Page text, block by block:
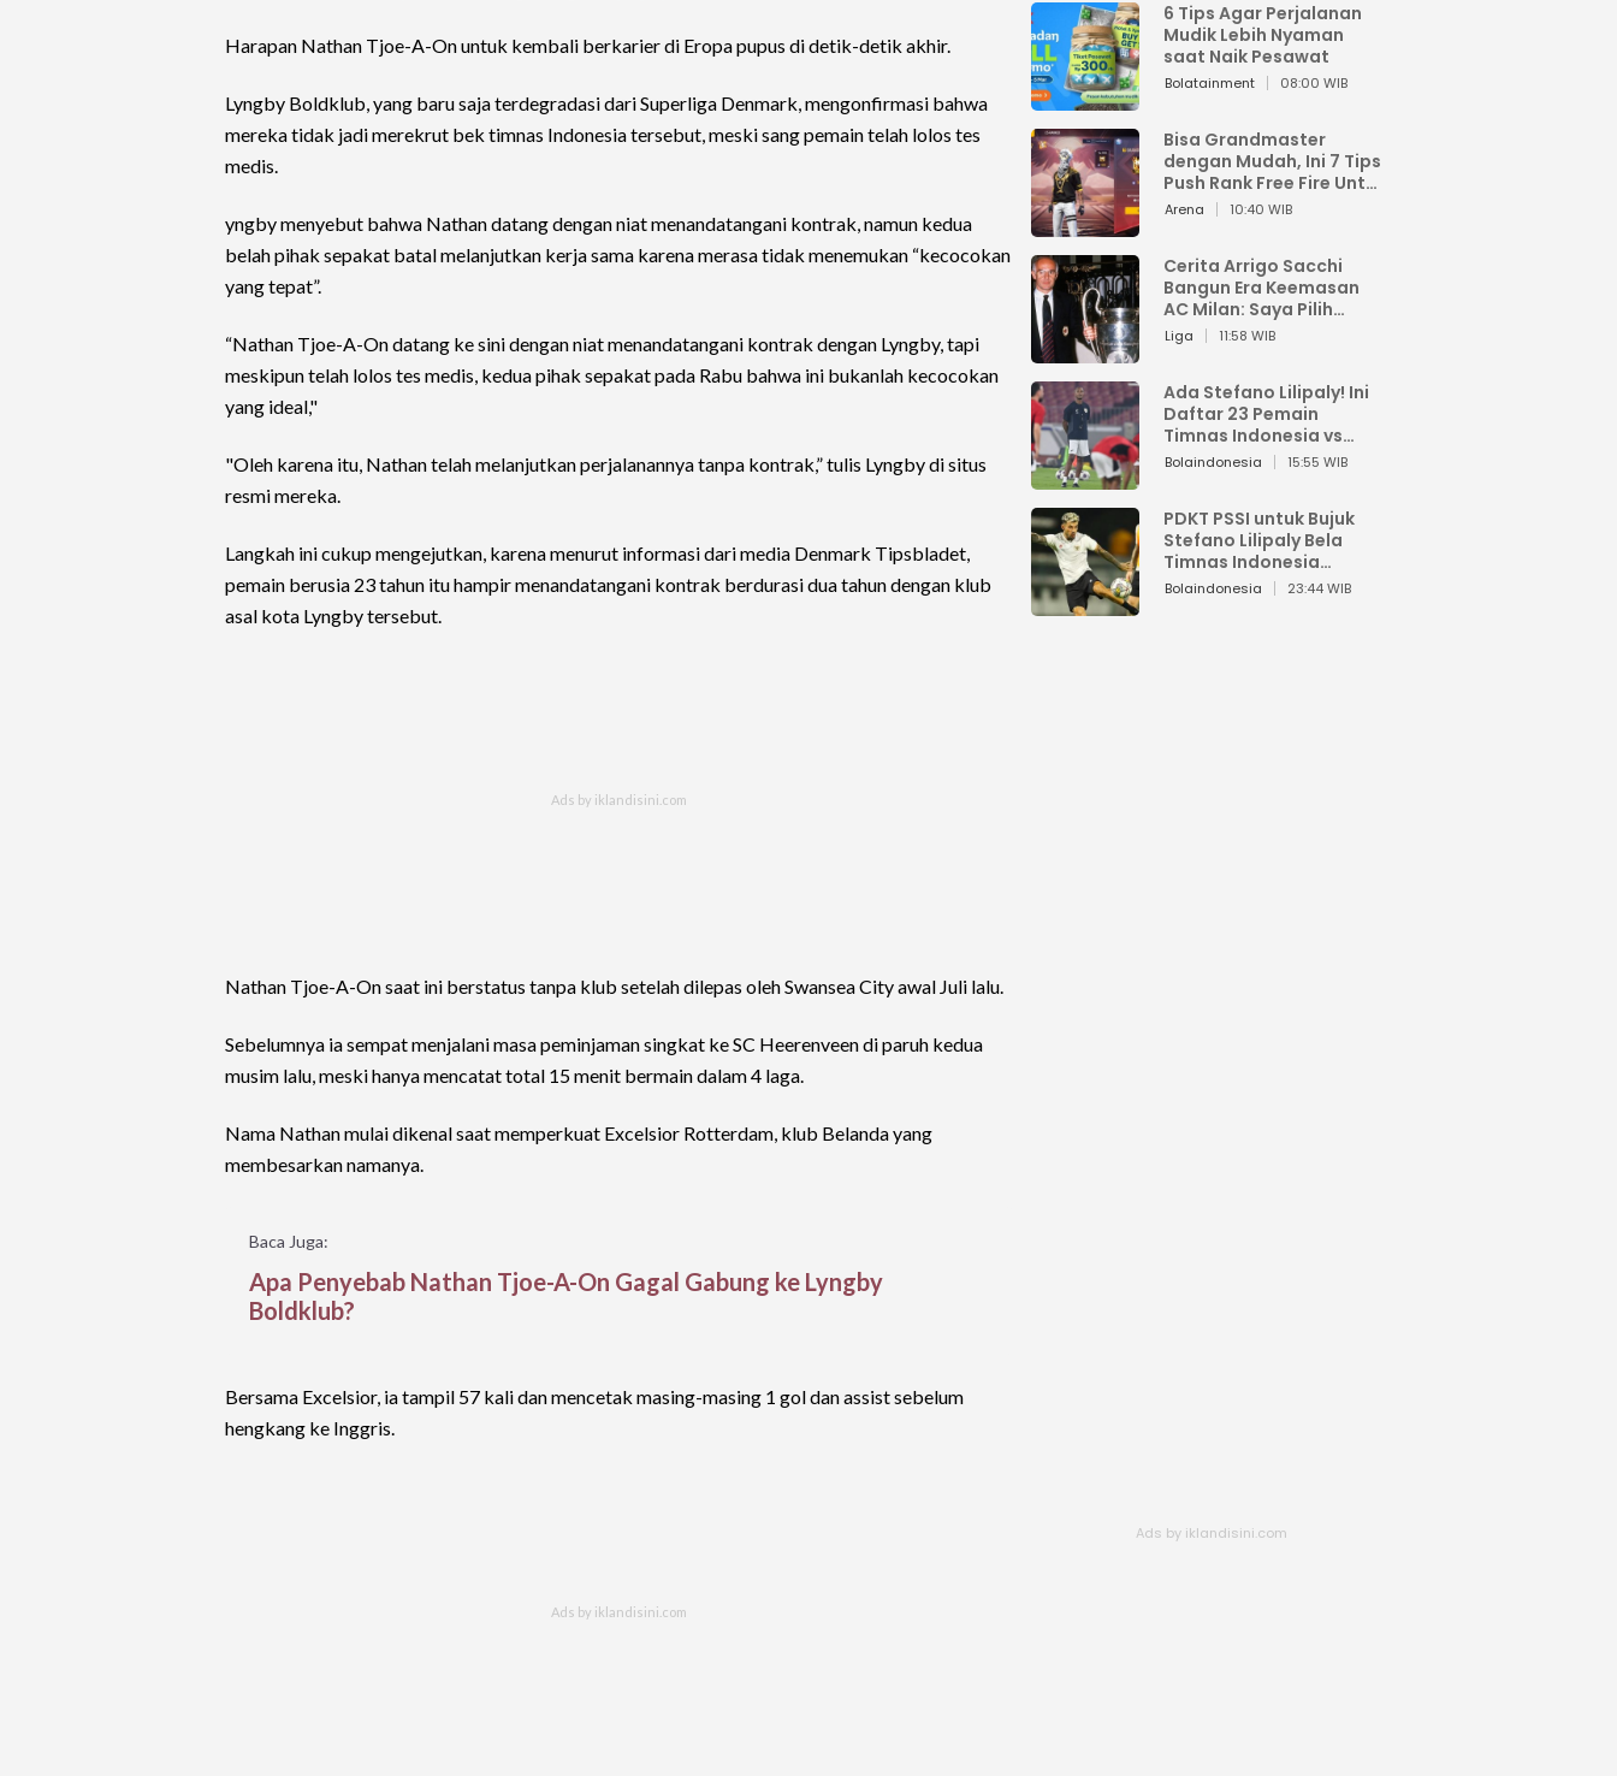
Harapan Nathan Tjoe-A-On untuk kembali berkarier di Eropa pupus di detik-detik akhir.
Lyngby Boldklub, yang baru saja terdegradasi dari Superliga Denmark, mengonfirmasi bahwa
mereka tidak jadi merekrut bek timnas Indonesia tersebut, meski sang pemain telah lolos tes
medis.
yngby menyebut bahwa Nathan datang dengan niat menandatangani kontrak, namun kedua
belah pihak sepakat batal melanjutkan kerja sama karena merasa tidak menemukan “kecocokan
yang tepat”.
“Nathan Tjoe-A-On datang ke sini dengan niat menandatangani kontrak dengan Lyngby, tapi
meskipun telah lolos tes medis, kedua pihak sepakat pada Rabu bahwa ini bukanlah kecocokan
yang ideal,"
"Oleh karena itu, Nathan telah melanjutkan perjalanannya tanpa kontrak,” tulis Lyngby di situs
resmi mereka.
Langkah ini cukup mengejutkan, karena menurut informasi dari media Denmark Tipsbladet,
pemain berusia 23 tahun itu hampir menandatangani kontrak berdurasi dua tahun dengan klub
asal kota Lyngby tersebut.
Nathan Tjoe-A-On saat ini berstatus tanpa klub setelah dilepas oleh Swansea City awal Juli lalu.
Sebelumnya ia sempat menjalani masa peminjaman singkat ke SC Heerenveen di paruh kedua
musim lalu, meski hanya mencatat total 15 menit bermain dalam 4 laga.
Nama Nathan mulai dikenal saat memperkuat Excelsior Rotterdam, klub Belanda yang
membesarkan namanya.
Baca Juga:
Apa Penyebab Nathan Tjoe-A-On Gagal Gabung ke Lyngby
Boldklub?
Bersama Excelsior, ia tampil 57 kali dan mencetak masing-masing 1 gol dan assist sebelum
hengkang ke Inggris.
6 Tips Agar Perjalanan
Mudik Lebih Nyaman
saat Naik Pesawat
Bolatainment 08:00 WIB
Bisa Grandmaster
dengan Mudah, Ini 7 Tips
Push Rank Free Fire Untuk
Pemula
Arena 10:40 WIB
Cerita Arrigo Sacchi
Bangun Era Keemasan
AC Milan: Saya Pilih
Pemain dari Isi Otaknya
Liga 11:58 WIB
Ada Stefano Lilipaly! Ini
Daftar 23 Pemain
Timnas Indonesia vs
China
Bolaindonesia 15:55 WIB
PDKT PSSI untuk Bujuk
Stefano Lilipaly Bela
Timnas Indonesia
Berakhir Berantakan
Bolaindonesia 23:44 WIB